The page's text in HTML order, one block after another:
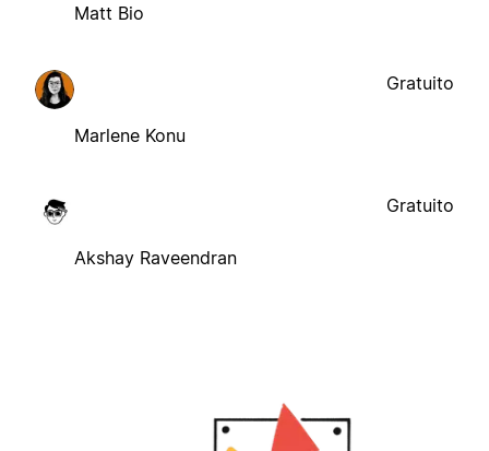
Matt Bio
Marlene Konu
Gratuito
Akshay Raveendran
Gratuito